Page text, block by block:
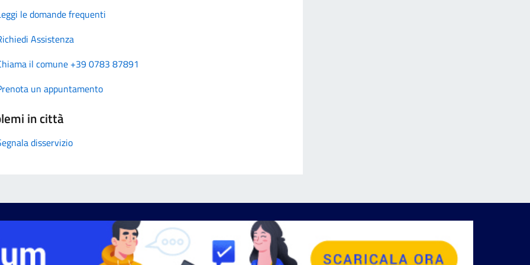
le domande frequenti
Assistenza
il comune +39 0783 87891
un appuntamento
in città
disservizio